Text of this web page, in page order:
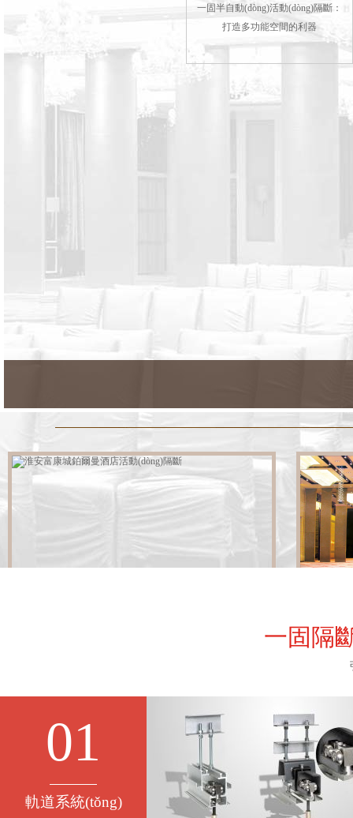
一固隔
01
軌道系統(tǒng)
一固半自動(dòng)活動(dòng)隔斷：
打造多功能空間的利器
(chuàng)造私密舒適的用餐空間